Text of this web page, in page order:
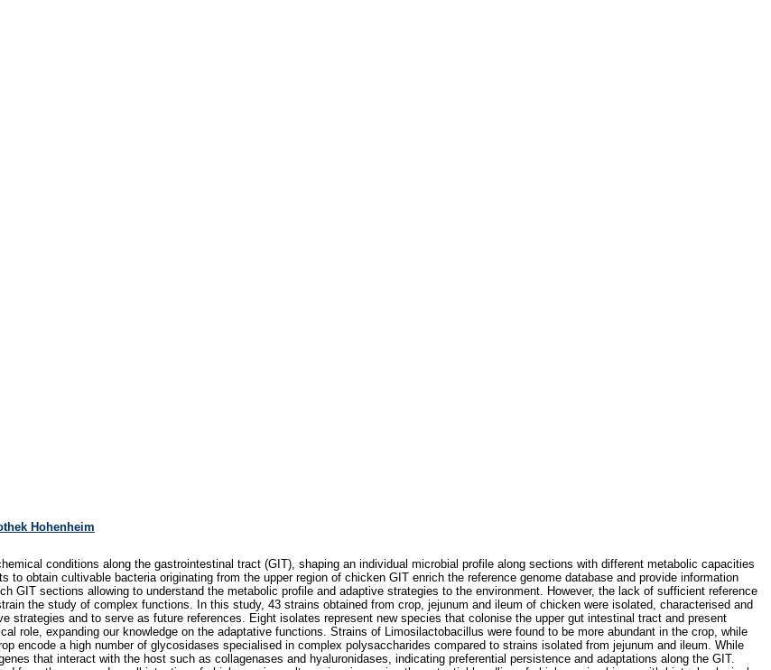
Hohenheim
conditions along the gastrointestinal tract (GIT), shaping an individual microbial profile along sections with different metabolic capacities
to obtain cultivable bacteria originating from the upper region of chicken GIT enrich the reference genome database and provide information
GIT sections allowing to understand the metabolic profile and adaptive strategies to the environment. However, the lack of sufficient reference
the study of complex functions. In this study, 43 strains obtained from crop, jejunum and ileum of chicken were isolated, characterised and
strategies and to serve as future references. Eight isolates represent new species that colonise the upper gut intestinal tract and present
role, expanding our knowledge on the adaptative functions. Strains of Limosilactobacillus were found to be more abundant in the crop, while
encode a high number of glycosidases specialised in complex polysaccharides compared to strains isolated from jejunum and ileum. While
that interact with the host such as collagenases and hyaluronidases, indicating preferential persistence and adaptations along the GIT.